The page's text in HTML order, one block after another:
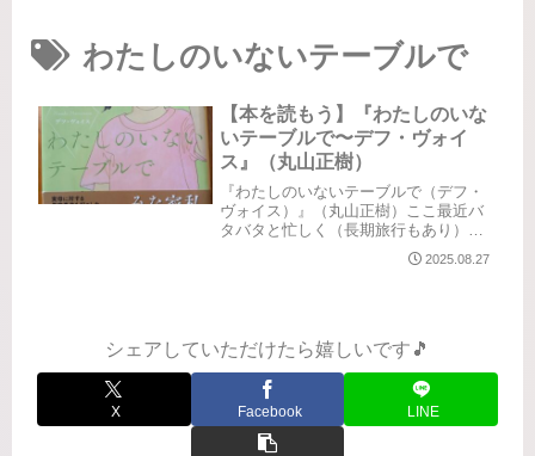
わたしのいないテーブルで
【本を読もう】『わたしのいな
いテーブルで〜デフ・ヴォイ
ス』（丸山正樹）
『わたしのいないテーブルで（デフ・
ヴォイス）』（丸山正樹）ここ最近バ
タバタと忙しく（長期旅行もあり）な
かなか本を読めませんでしたが、中断
していたデフ・ヴォイスシリーズ第4弾
2025.08.27
シェアしていただけたら嬉しいです🎵
X Facebook LINE